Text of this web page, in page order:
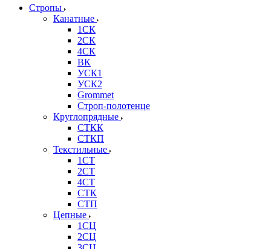
Стропы
Канатные
1СК
2СК
4СК
ВК
УСК1
УСК2
Grommet
Строп-полотенце
Круглопрядные
СТКК
СТКП
Текстильные
1СТ
2СТ
4СТ
СТК
СТП
Цепные
1СЦ
2СЦ